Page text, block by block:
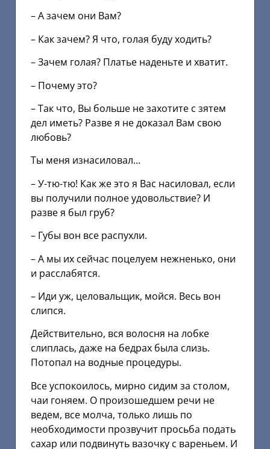
– А зачем они Вам?
– Как зачем? Я что, голая буду ходить?
– Зачем голая? Платье наденьте и хватит.
– Почему это?
– Так что, Вы больше не захотите с зятем
дел иметь? Разве я не доказал Вам свою
любовь?
Ты меня изнасиловал…
– У-тю-тю! Как же это я Вас насиловал, если
вы получили полное удовольствие? И
разве я был груб?
– Губы вон все распухли.
– А мы их сейчас поцелуем нежненько, они
и расслабятся.
– Иди уж, целовальщик, мойся. Весь вон
слипся.
Действительно, вся волосня на лобке
слиплась, даже на бедрах была слизь.
Потопал на водные процедуры.
Все успокоилось, мирно сидим за столом,
чаи гоняем. О произошедшем речи не
ведем, все молча, только лишь по
необходимости прозвучит просьба подать
сахар или подвинуть вазочку с вареньем. И